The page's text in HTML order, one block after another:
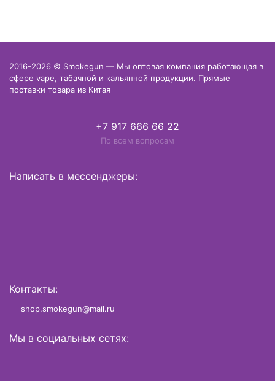
2016-2026 © Smokegun — Мы оптовая компания работающая в
сфере vape, табачной и кальянной продукции. Прямые
поставки товара из Китая
+7 917 666 66 22
По всем вопросам
Написать в мессенджеры:
Контакты:
shop.smokegun@mail.ru
Мы в социальных сетях: